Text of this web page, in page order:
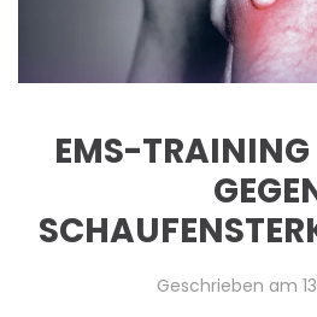
EMS-
Geschrieben am